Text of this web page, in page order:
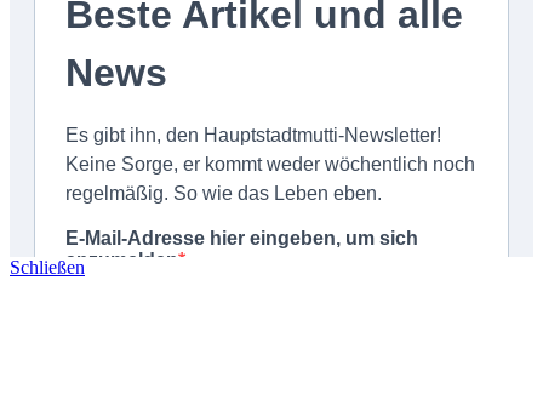
Schließen